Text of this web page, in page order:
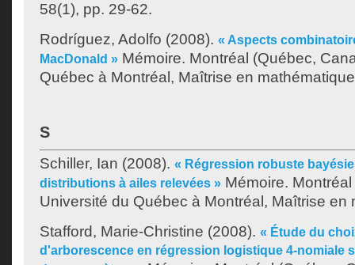
58(1), pp. 29-62.
Rodríguez, Adolfo (2008). « Aspects
MacDonald » Mémoire. Montréal (Québec,
Québec à Montréal, Maîtrise en
S
Schiller, Ian (2008). « Régression robuste
distributions à ailes relevées » Mémoire.
Université du Québec à Montréal, Maîtrise en
Stafford, Marie-Christine (2008). « Étude du
d'arborescence en régression logistique 4-nomiale